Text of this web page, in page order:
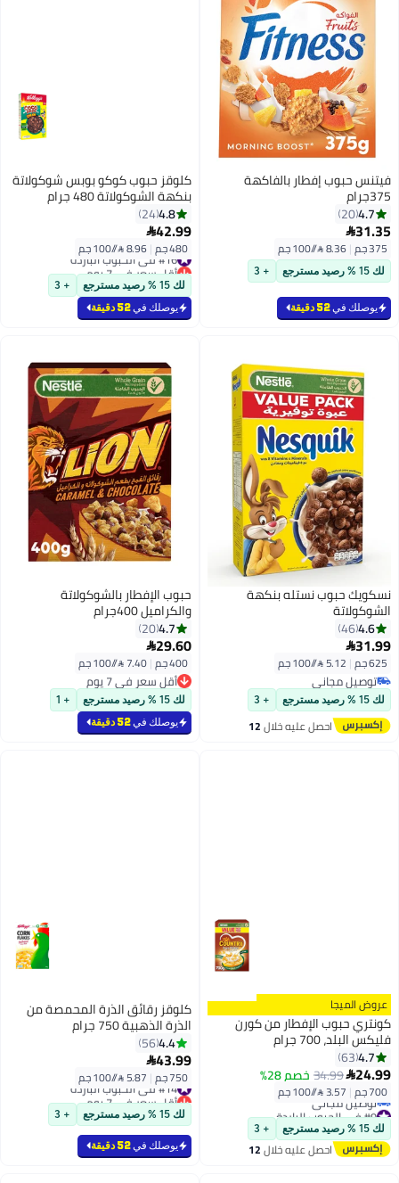
فيتنس حبوب إفطار بالفاكهة
375جرام
4.7
20
31.35
375 جم |
لك 15 % رصيد مسترجع + 3
يوصلك في52 دقيقة
كلوقز حبوب كوكو بوبس شوكولاتة
بنكهة الشوكولاتة 480 جرام
4.8
24
42.99
480 جم | #16 في الحبوب الباردة
أقل سعر في 7 يوم
#16 في الحبوب الباردةلك 15 % رصيد مسترجع + 3
يوصلك في52 دقيقة
نسكويك حبوب نستله بنكهة
الشوكولاتة
4.6
46
31.99
625 جم |
توصيل مجاني
توصيل مجانيلك 15 % رصيد مسترجع + 3
احصل عليه خلال12
حبوب الإفطار بالشوكولاتة
والكراميل 400جرام
4.7
20
29.60
400 جم |
أقل سعر في 7 يوم
أقل سعر في 7 يوملك 15 % رصيد مسترجع + 1
يوصلك في52 دقيقة
عروض الميجا
كونتري حبوب الإفطار من كورن
فليكس البلد، 700 جرام
4.7
63
24.99
34.99خصم 28%
700 جم |
#9 في الحبوب الباردة
أقل سعر في 30 يوم
توصيل مجاني
#9 في الحبوب الباردة
لك 15 % رصيد مسترجع + 3
احصل عليه خلال12
كلوقز رقائق الذرة المحمصة من
الذرة الذهبية 750 جرام
4.4
56
43.99
750 جم | #14 في الحبوب الباردة
أقل سعر في 7 يوم
#14 في الحبوب الباردةلك 15 % رصيد مسترجع + 3
يوصلك في52 دقيقة